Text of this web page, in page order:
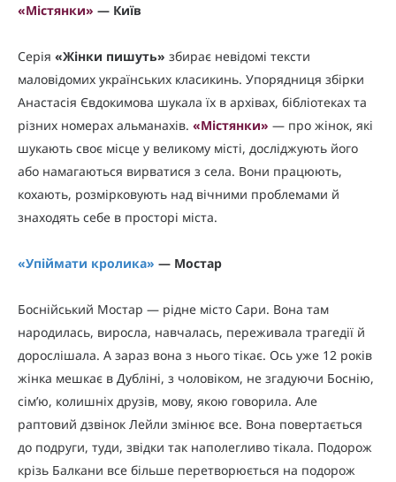
«Містянки» — Київ
Серія «Жінки пишуть» збирає невідомі тексти
маловідомих українських класикинь. Упорядниця збірки
Анастасія Євдокимова шукала їх в архівах, бібліотеках та
різних номерах альманахів. «Містянки» — про жінок, які
шукають своє місце у великому місті, досліджують його
або намагаються вирватися з села. Вони працюють,
кохають, розмірковують над вічними проблемами й
знаходять себе в просторі міста.
«Упіймати кролика» — Мостар
Боснійський Мостар — рідне місто Сари. Вона там
народилась, виросла, навчалась, переживала трагедії й
дорослішала. А зараз вона з нього тікає. Ось уже 12 років
жінка мешкає в Дубліні, з чоловіком, не згадуючи Боснію,
сім’ю, колишніх друзів, мову, якою говорила. Але
раптовий дзвінок Лейли змінює все. Вона повертається
до подруги, туди, звідки так наполегливо тікала. Подорож
крізь Балкани все більше перетворюється на подорож